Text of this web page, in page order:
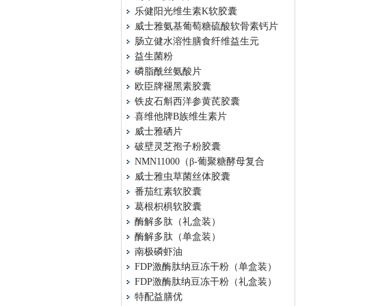
乐健阳光维生素K软胶囊
威士雅氨基葡萄糖硫酸软骨素钙片
肠立健水溶性膳食纤维益生元
益生菌粉
磷脂酰丝氨酸片
欧臣牌褪黑素胶囊
铁皮石斛西洋参黄芪胶囊
喜维他牌B族维生素片
威士雅硒片
破壁灵芝孢子粉胶囊
NMN11000（β-葡聚糖酵母复合
威士雅虫草菌丝体胶囊
番茄红素软胶囊
葛根枳椇软胶囊
酶解多肽（礼盒装）
酶解多肽（单盒装）
南极磷虾油
FDP激酶肽纳豆冻干粉（单盒装）
FDP激酶肽纳豆冻干粉（礼盒装）
特配益膳优